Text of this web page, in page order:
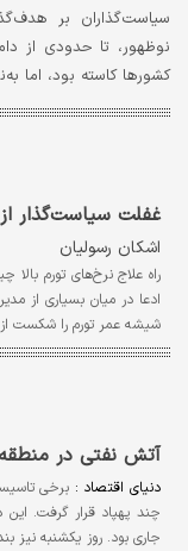
سیاست‌گذاران بر
نوظهور، تا حدودی از
کشورها کاسته بود، اما
غفلت سیاست‌گذار
اشکان رسولیان
راه علاج نرخ‌های تورم
ادعا در میان بسیاری از
شیشه عمر تورم را شکست
آتش نفتی در منطقه
دنیای اقتصاد : برخی
چند پهپاد قرار گرفت.
جاری بود. روز یکشنبه نیز